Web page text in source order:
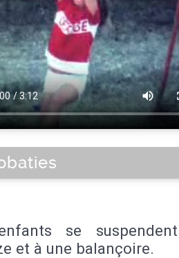
se
et à une balançoire.